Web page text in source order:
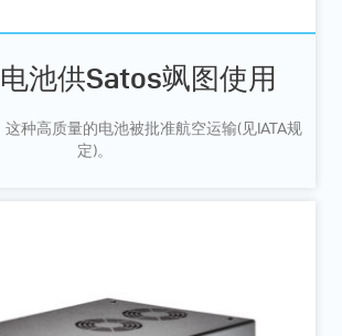
池供Satos飒图使用
这种高质量的电池被批准航空运输(见IATA规
定)。